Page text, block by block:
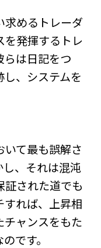
求めるトレーダ
を発揮するトレ
らは日記をつ
、システムを
いて最も誤解さ
し、それは混沌
証された道でも
すれば、上昇相
チャンスをもた
です。